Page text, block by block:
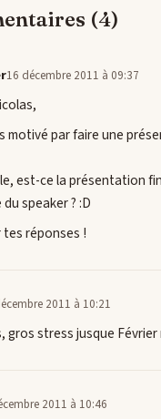
(4)
16 décembre 2011 à 09:37
motivé par faire une
est-ce la présentation
speaker ? :D
tes réponses !
2011 à 10:21
gros stress jusque
2011 à 10:46